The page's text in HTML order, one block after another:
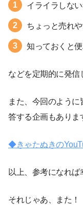
イライラしな
ちょっと売れ
知っておくと
などを定期的に発信
また、今回のよう
答する企画もありま
◆きゃたぬきの
以上、参考になれば
それじゃあ、また！